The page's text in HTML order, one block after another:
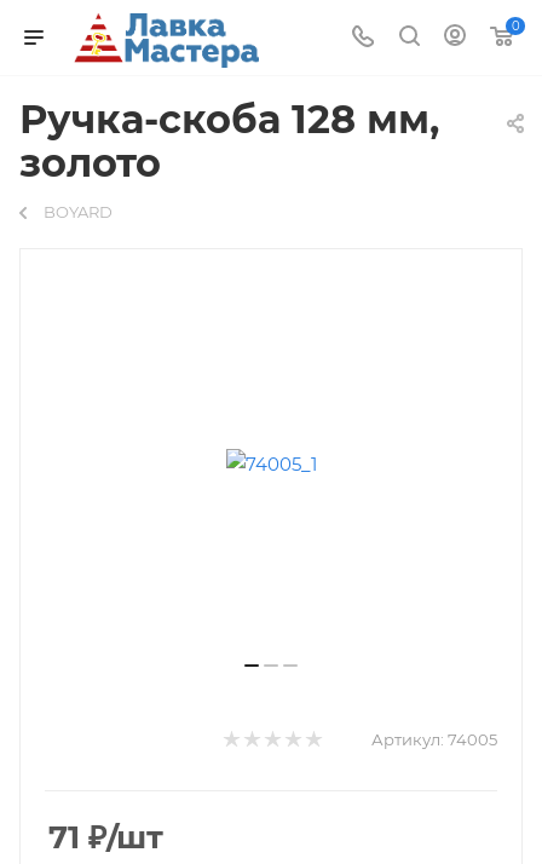
0
Ручка-скоба 128 мм,
золото
BOYARD
Артикул: 74005
71 ₽/шт